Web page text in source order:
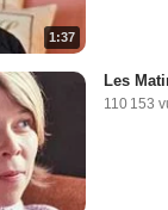
1:37
Les
110 153